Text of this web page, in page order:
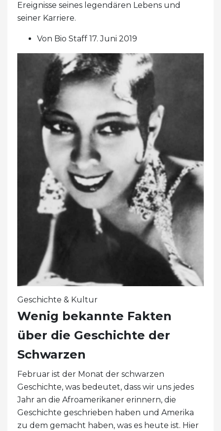
Ereignisse seines legendären Lebens und
seiner Karriere.
Von Bio Staff 17. Juni 2019
Geschichte & Kultur
Wenig bekannte Fakten
über die Geschichte der
Schwarzen
Februar ist der Monat der schwarzen
Geschichte, was bedeutet, dass wir uns jedes
Jahr an die Afroamerikaner erinnern, die
Geschichte geschrieben haben und Amerika
zu dem gemacht haben, was es heute ist. Hier